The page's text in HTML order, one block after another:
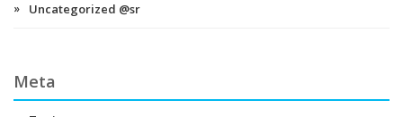
Uncategorized @sr
Meta